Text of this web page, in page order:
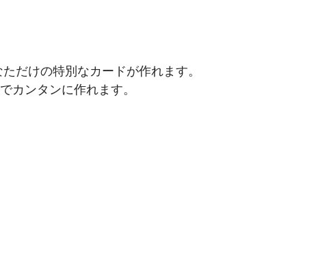
だけの特別なカードが作れます。
カンタンに作れます。